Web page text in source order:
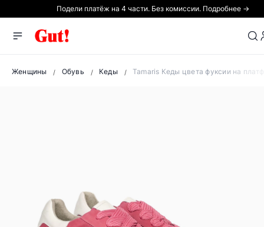
Подели платёж на 4 части. Без комиссии. Подробнее →
Женщины Обувь Кеды Tamaris Кеды цвета фуксии на